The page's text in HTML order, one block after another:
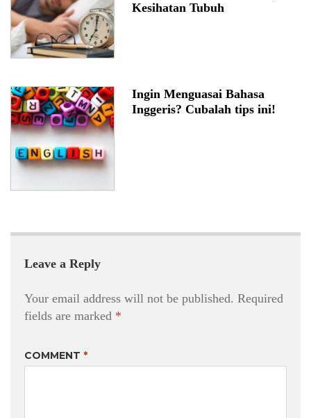
Kesihatan Tubuh
Ingin Menguasai Bahasa
Inggeris? Cubalah tips ini!
Leave a Reply
Your email address will not be published. Required
fields are marked *
COMMENT *